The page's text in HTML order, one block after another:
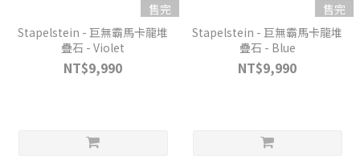
售完
Stapelstein - 巨無霸馬卡龍堆
疊石 - Violet
NT$9,990
售完
Stapelstein - 巨無霸馬卡龍堆
疊石 - Blue
NT$9,990